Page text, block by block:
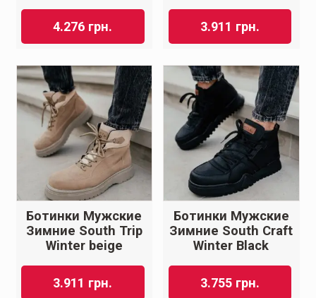
4.276 грн. 3.911 грн.
Ботинки Мужские
Зимние South Trip
Winter beige
3.911 грн.
Ботинки Мужские
Зимние South Craft
Winter Black
3.755 грн.